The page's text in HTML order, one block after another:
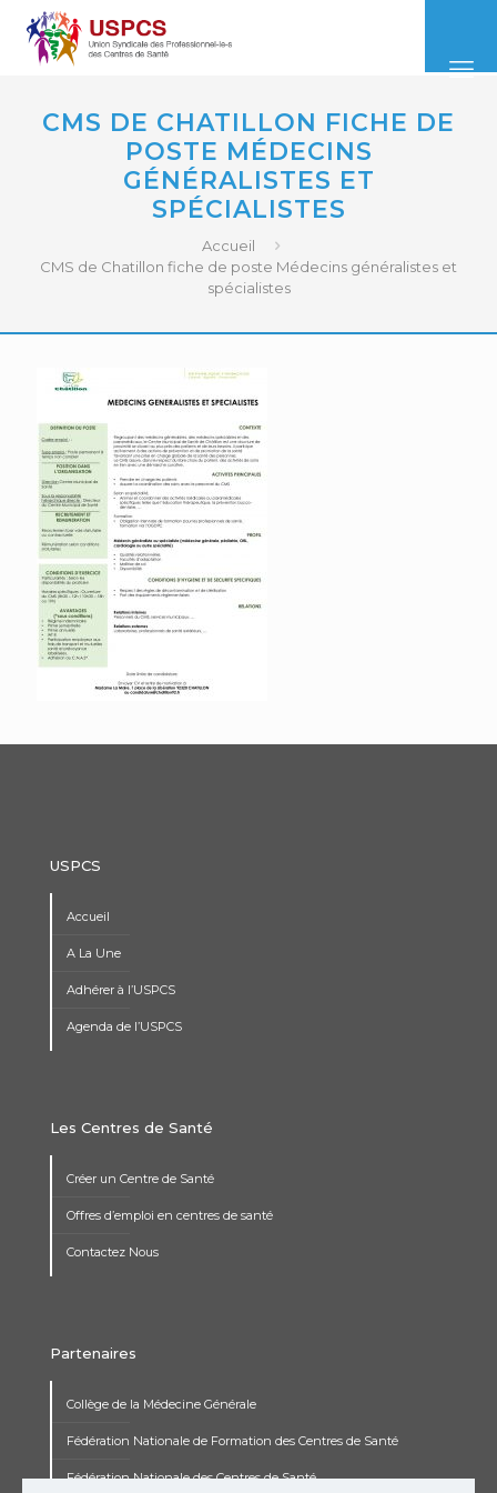
CMS DE CHATILLON FICHE DE
POSTE MÉDECINS
GÉNÉRALISTES ET
SPÉCIALISTES
Accueil
CMS de Chatillon fiche de poste Médecins généralistes et
spécialistes
USPCS
Accueil
A La Une
Adhérer à l’USPCS
Agenda de l’USPCS
Les Centres de Santé
Créer un Centre de Santé
Offres d’emploi en centres de santé
Contactez Nous
Partenaires
Collège de la Médecine Générale
Fédération Nationale de Formation des Centres de Santé
Fédération Nationale des Centres de Santé